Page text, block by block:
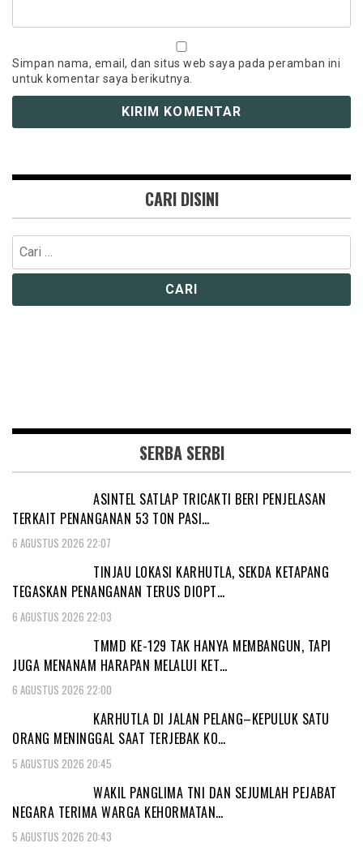
Simpan nama, email, dan situs web saya pada peramban ini
untuk komentar saya berikutnya.
CARI DISINI
Cari
untuk:
SERBA SERBI
ASINTEL SATLAP TRICAKTI BERI PENJELASAN
TERKAIT PENANGANAN 53 TON PASI…
6 AGUSTUS 2026 22:07
TINJAU LOKASI KARHUTLA, SEKDA KETAPANG
TEGASKAN PENANGANAN TERUS DIOPT…
6 AGUSTUS 2026 22:03
TMMD KE-129 TAK HANYA MEMBANGUN, TAPI
JUGA MENANAM HARAPAN MELALUI KET…
6 AGUSTUS 2026 22:00
KARHUTLA DI JALAN PELANG–KEPULUK SATU
ORANG MENINGGAL SAAT TERJEBAK KO…
5 AGUSTUS 2026 20:45
WAKIL PANGLIMA TNI DAN SEJUMLAH PEJABAT
NEGARA TERIMA WARGA KEHORMATAN…
5 AGUSTUS 2026 20:43